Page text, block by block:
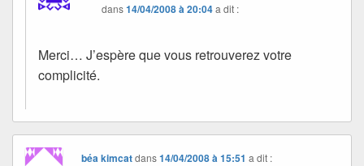
dans14/04/2008 à 20:04a dit :
Merci… J’espère que vous retrouverez votre
complicité.
béa kimcatdans14/04/2008 à 15:51 a dit :